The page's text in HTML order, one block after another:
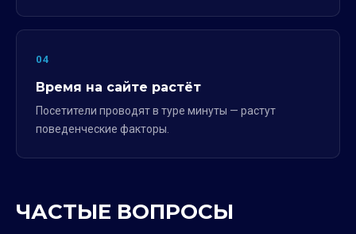
04
Время на сайте растёт
Посетители проводят в туре минуты — растут
поведенческие факторы.
ЧАСТЫЕ ВОПРОСЫ